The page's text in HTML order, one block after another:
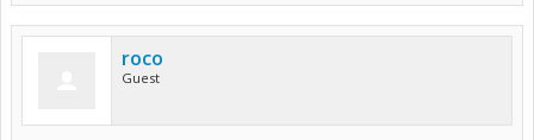
roco
Guest